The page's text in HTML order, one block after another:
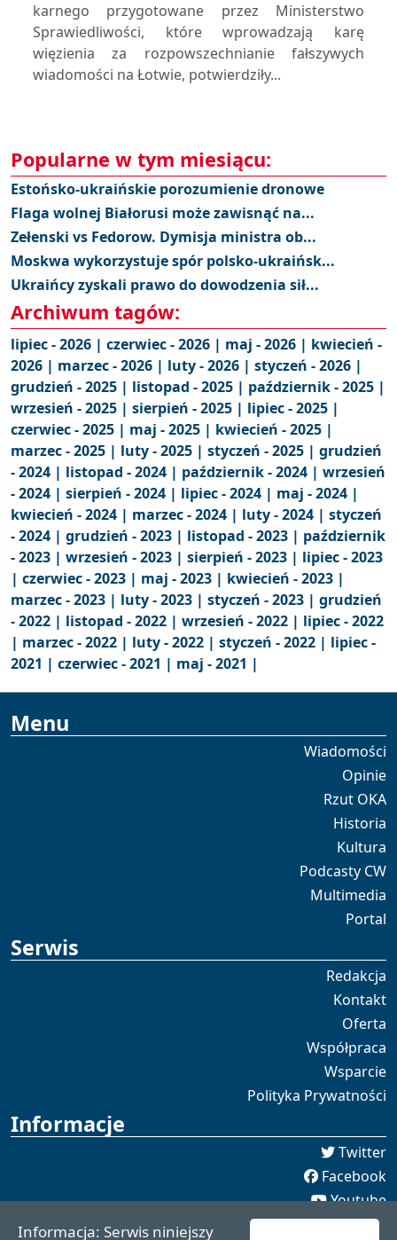
karnego przygotowane przez Ministerstwo
Sprawiedliwości, które wprowadzają karę
więzienia za rozpowszechnianie fałszywych
wiadomości na Łotwie, potwierdziły...
Popularne w tym miesiącu:
Estońsko-ukraińskie porozumienie dronowe
Flaga wolnej Białorusi może zawisnąć na...
Zełenski vs Fedorow. Dymisja ministra ob...
Moskwa wykorzystuje spór polsko-ukraińsk...
Ukraińcy zyskali prawo do dowodzenia sił...
Archiwum tagów:
lipiec - 2026 | czerwiec - 2026 | maj - 2026 | kwiecień -
2026 | marzec - 2026 | luty - 2026 | styczeń - 2026 |
grudzień - 2025 | listopad - 2025 | październik - 2025 |
wrzesień - 2025 | sierpień - 2025 | lipiec - 2025 |
czerwiec - 2025 | maj - 2025 | kwiecień - 2025 |
marzec - 2025 | luty - 2025 | styczeń - 2025 | grudzień
- 2024 | listopad - 2024 | październik - 2024 | wrzesień
- 2024 | sierpień - 2024 | lipiec - 2024 | maj - 2024 |
kwiecień - 2024 | marzec - 2024 | luty - 2024 | styczeń
- 2024 | grudzień - 2023 | listopad - 2023 | październik
- 2023 | wrzesień - 2023 | sierpień - 2023 | lipiec - 2023
| czerwiec - 2023 | maj - 2023 | kwiecień - 2023 |
marzec - 2023 | luty - 2023 | styczeń - 2023 | grudzień
- 2022 | listopad - 2022 | wrzesień - 2022 | lipiec - 2022
| marzec - 2022 | luty - 2022 | styczeń - 2022 | lipiec -
2021 | czerwiec - 2021 | maj - 2021 |
Menu
Wiadomości
Opinie
Rzut OKA
Historia
Kultura
Podcasty CW
Multimedia
Portal
Serwis
Redakcja
Kontakt
Oferta
Współpraca
Wsparcie
Polityka Prywatności
Informacje
Twitter
Facebook
Youtube
Spotify
Informacja: Serwis niniejszy